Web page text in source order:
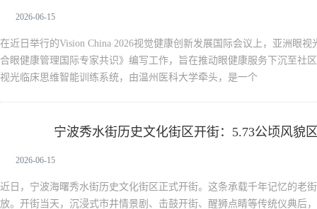
2026-06-15
在近日举行的Vision China 2026视觉健康创新发展国际会议上，亚洲眼
合眼健康管理国际专家共识》编写工作，旨在推动眼健康服务下沉至社
视光临床思维智能训练系统，由温州医科大学牵头，是一个
宁波秀水街历史文化街区开街：5.73公顷风貌
2026-06-15
近日，宁波海曙秀水街历史文化街区正式开街。这条承载千年记忆的老
放。开街当天，沉浸式市井情景剧、击鼓开街、醒狮点睛等传统仪典后